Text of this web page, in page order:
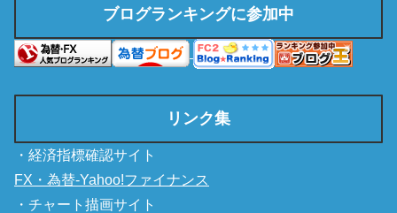
ブログランキングに参加中
リンク集
・経済指標確認サイト
FX・為替-Yahoo!ファイナンス
・チャート描画サイト